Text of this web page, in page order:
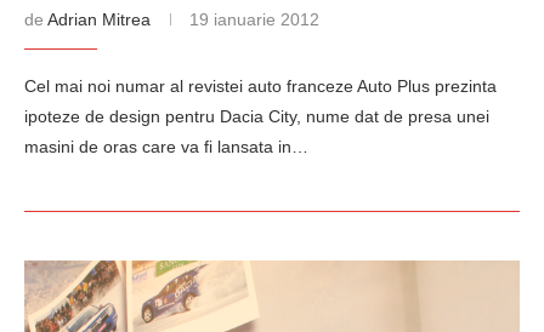
de Adrian Mitrea 19 ianuarie 2012
Cel mai noi numar al revistei auto franceze Auto Plus prezinta
ipoteze de design pentru Dacia City, nume dat de presa unei
masini de oras care va fi lansata in…